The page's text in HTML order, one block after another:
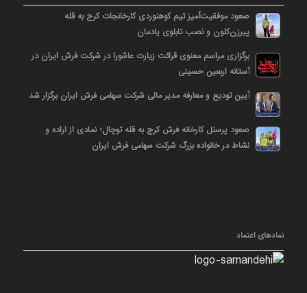
صعود موفقیت‌آمیز تیم کوهنوردی کارخانجات کرج به قله
پیرزن‌کلون و نصب تابلوی یادمان
برگزاری مراسم معنوی قرائت زیارت عاشورا در شرکت فرش ایران در
آستانه اربعین حسینی
آیین تودیع و معارفه مدیر مالی شرکت سهامی فرش ایران برگزار شد
صعود پرسنل کارخانه فرش کرج به قله توچال؛ نمادی از اراده و
نشاط در خانواده بزرگ شرکت سهامی فرش ایران
نمادهای اعتماد